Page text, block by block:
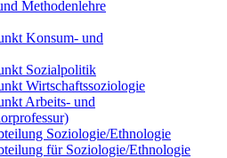
Methodenlehre
Konsum- und
Sozialpolitik
Wirtschaftssoziologie
Arbeits- und
Soziologie/Ethnologie
für Soziologie/Ethnologie